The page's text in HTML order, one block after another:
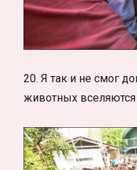
20. Я так и не смог
животных